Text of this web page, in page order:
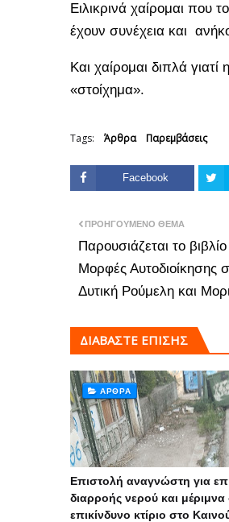
Ειλικρινά χαίρομαι που
έχουν συνέχεια και
Και χαίρομαι διπλά
«στοίχημα».
Tags: Άρθρα Παρεμβάσεις
Facebook
ΠΡΟΗΓΟΎΜΕΝΟ ΘΈΜΑ
Παρουσιάζεται το
Μορφές Αυτοδιοίκησης
Δυτική Ρούμελη και
ΔΙΑΒΑΣΤΕ ΕΠΙΣΗΣ
ΆΡΘΡΑ
Επιστολή αναγνώστη για
διαρροής νερού και μέριμνα
επικίνδυνο κτίριο στο